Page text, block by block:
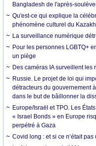
Bangladesh de l'après-
Qu'est-ce qui explique la
phénomène culturel du
La surveillance numérique
Pour les personnes LGBTQ+
un piège
Des caméras IA surveillent les
Russie. Le projet de loi qui
détracteurs du gouvernement
dans le but de bâillonner la
Europe/Israël et TPO. Les
« Israel Bonds » en Europe
perpétré à Gaza
Covid long : et si ce n’était